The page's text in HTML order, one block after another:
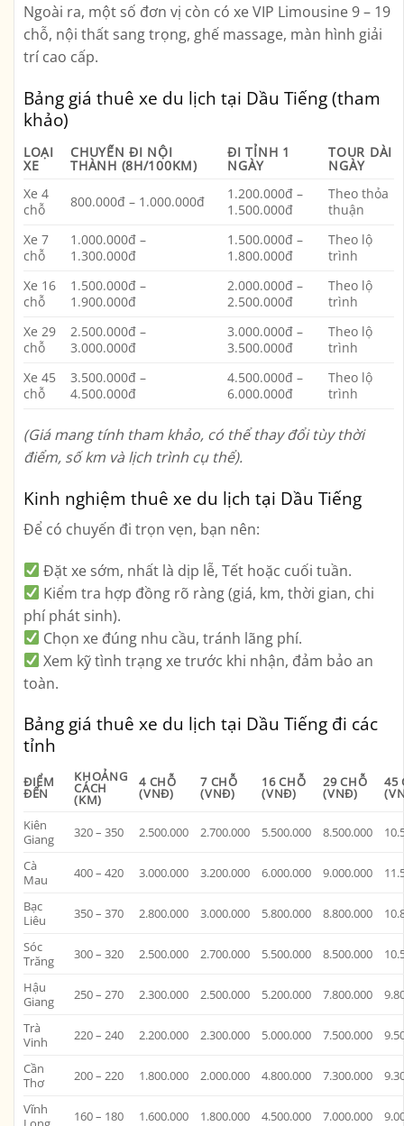
Ngoài ra, một số đơn vị còn có xe VIP Limousine9 – 19
chỗ, nội thất sang trọng, ghế massage, màn hình giải
trí cao cấp.
Bảng giá thuê xe du lịch tại Dầu Tiếng (tham
khảo)
LOẠI
XE
CHUYẾN ĐI NỘI
THÀNH (8H/100KM)
ĐI TỈNH 1
NGÀY
TOUR DÀI
NGÀY
Xe 4
chỗ
800.000đ – 1.000.000đ
1.200.000đ –
1.500.000đ
Theo thỏa
thuận
Xe 7
chỗ
1.000.000đ –
1.300.000đ
1.500.000đ –
1.800.000đ
Theo lộ
trình
Xe 16
chỗ
1.500.000đ –
1.900.000đ
2.000.000đ –
2.500.000đ
Theo lộ
trình
Xe 29
chỗ
2.500.000đ –
3.000.000đ
3.000.000đ –
3.500.000đ
Theo lộ
trình
Xe 45
chỗ
3.500.000đ –
4.500.000đ
4.500.000đ –
6.000.000đ
Theo lộ
trình
(Giá mang tính tham khảo, có thể thay đổi tùy thời
điểm, số km và lịch trình cụ thể).
Kinh nghiệm thuê xe du lịch tại Dầu Tiếng
Để có chuyến đi trọn vẹn, bạn nên:
Đặt xe sớm, nhất là dịp lễ, Tết hoặc cuối tuần.
Kiểm tra hợp đồng rõ ràng(giá, km, thời gian, chi
phí phát sinh).
Chọn xe đúng nhu cầu, tránh lãng phí.
Xem kỹ tình trạng xe trước khi nhận, đảm bảo an
toàn.
Bảng giá thuê xe du lịch tại Dầu Tiếng đi các
tỉnh
ĐIỂM
ĐẾN
KHOẢNG
CÁCH
(KM)
4 CHỖ
(VNĐ)
7 CHỖ
(VNĐ)
16 CHỖ
(VNĐ)
29 CHỖ
(VNĐ)
45
Kiên
Giang
320 – 350 2.500.000 2.700.000 5.500.000 8.500.000
Cà
Mau
400 – 420 3.000.000 3.200.000 6.000.000 9.000.000
Bạc
Liêu
350 – 370 2.800.000 3.000.000 5.800.000 8.800.000
Sóc
Trăng
300 – 320 2.500.000 2.700.000 5.500.000 8.500.000
Hậu
Giang
250 – 270 2.300.000 2.500.000 5.200.000 7.800.000
Trà
Vinh
220 – 240 2.200.000 2.300.000 5.000.000 7.500.000
Cần
Thơ
200 – 220 1.800.000 2.000.000 4.800.000 7.300.000
Vĩnh
160 – 180 1.600.000 1.800.000 4.500.000 7.000.000